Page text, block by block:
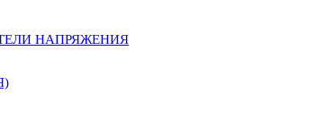
НАПРЯЖЕНИЯ